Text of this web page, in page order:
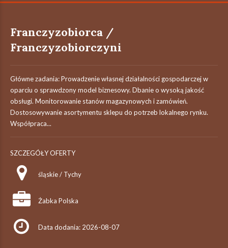
Franczyzobiorca /
Franczyzobiorczyni
Główne zadania: Prowadzenie własnej działalności gospodarczej w
oparciu o sprawdzony model biznesowy. Dbanie o wysoką jakość
obsługi. Monitorowanie stanów magazynowych i zamówień.
Dostosowywanie asortymentu sklepu do potrzeb lokalnego rynku.
Współpraca...
SZCZEGÓŁY OFERTY
śląskie / Tychy
Żabka Polska
Data dodania: 2026-08-07